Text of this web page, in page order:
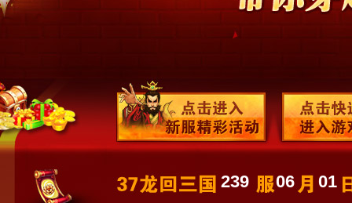
239 06 01